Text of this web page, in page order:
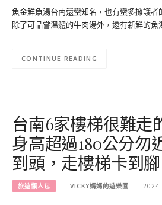
魚金鮮魚湯台南還蠻知名，也有蠻多擁護
除了可品嘗溫體的牛肉湯外，還有新鮮的
CONTINUE READING
台南6家樓梯很難走
身高超過180公分勿
到頭，走樓梯卡到腳
旅遊懶人包 VICKY媽媽的遊樂園